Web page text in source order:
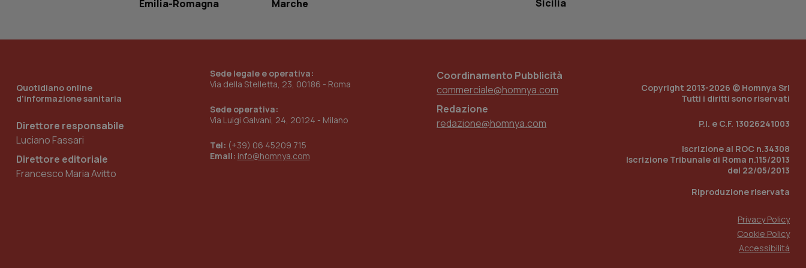
Emilia-Romagna
Marche
Sicilia
Quotidiano online
d'informazione sanitaria
Direttore responsabile
Luciano Fassari
Direttore editoriale
Francesco Maria Avitto
Sede legale e operativa:
Via della Stelletta, 23, 00186 - Roma
Sede operativa:
Via Luigi Galvani, 24, 20124 - Milano
Tel: (+39) 06 45209 715
Email: info@homnya.com
Coordinamento Pubblicità
commerciale@homnya.com
Redazione
redazione@homnya.com
Copyright 2013-2026 © Homnya Srl
Tutti i diritti sono riservati
P.I. e C.F. 13026241003
Iscrizione al ROC n.34308
Iscrizione Tribunale di Roma n.115/2013
del 22/05/2013
Riproduzione riservata
Privacy Policy
Cookie Policy
Accessibilità
named-enable